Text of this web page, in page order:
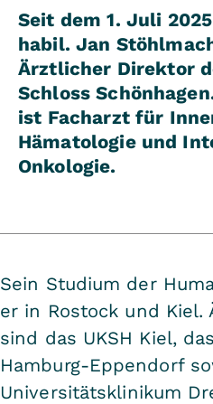
Seit dem 1. Juli
habil. Jan
Ärztlicher Direktor
Schloss
ist Facharzt für
Hämatologie und
Onkologie.
Sein Studium der
er in Rostock und Kiel.
sind das UKSH Kiel,
Hamburg-Eppendorf
Universitätsklinikum